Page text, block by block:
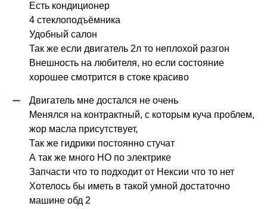
Есть кондиционер
4 стеклоподъёмника
Удобный салон
Так же если двигатель 2л то неплохой разгон
Внешность на любителя, но если состояние
хорошее смотрится в стоке красиво
Двигатель мне достался не очень
Менялся на контрактный, с которым куча проблем,
жор масла присутствует,
Так же гидрики постоянно стучат
А так же много НО по электрике
Запчасти что то подходит от Нексии что то нет
Хотелось бы иметь в такой умной достаточно
машине обд 2